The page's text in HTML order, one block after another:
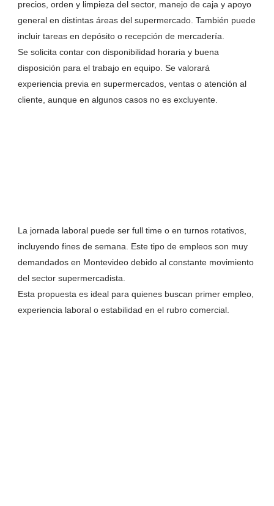
precios, orden y limpieza del sector, manejo de caja y apoyo
general en distintas áreas del supermercado. También puede
incluir tareas en depósito o recepción de mercadería.
Se solicita contar con disponibilidad horaria y buena
disposición para el trabajo en equipo. Se valorará
experiencia previa en supermercados, ventas o atención al
cliente, aunque en algunos casos no es excluyente.
La jornada laboral puede ser full time o en turnos rotativos,
incluyendo fines de semana. Este tipo de empleos son muy
demandados en Montevideo debido al constante movimiento
del sector supermercadista.
Esta propuesta es ideal para quienes buscan primer empleo,
experiencia laboral o estabilidad en el rubro comercial.